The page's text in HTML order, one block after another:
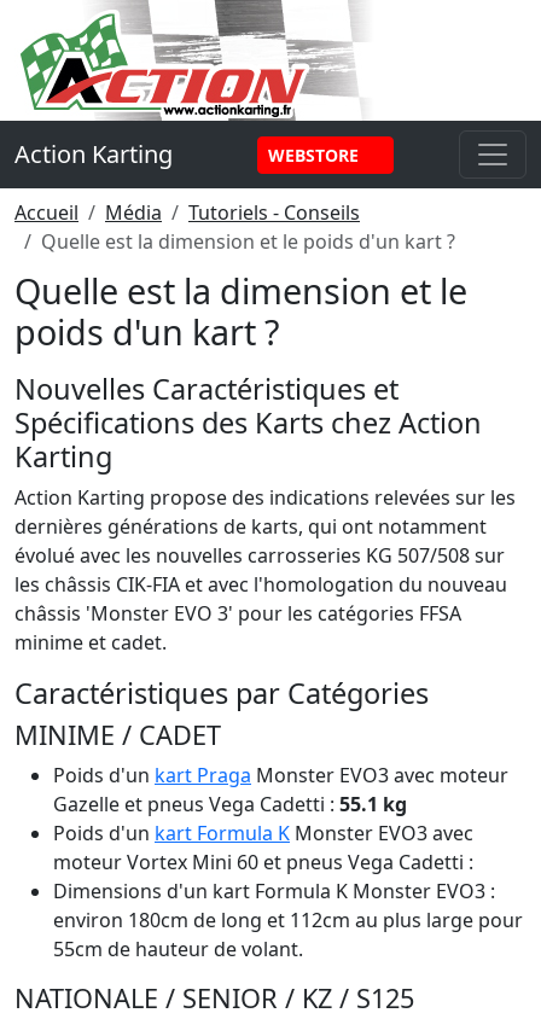
Panneau de gestion des cookies
Action Karting WEBSTORE
Accueil Média
Tutoriels - Conseils
Quelle est la dimension et le poids d'un kart ?
Quelle est la dimension et le
poids d'un kart ?
Nouvelles Caractéristiques et
Spécifications des Karts chez Action
Karting
Action Karting propose des indications relevées sur les
dernières générations de karts, qui ont notamment
évolué avec les nouvelles carrosseries KG 507/508 sur
les châssis CIK-FIA et avec l'homologation du nouveau
châssis 'Monster EVO 3' pour les catégories FFSA
minime et cadet.
Caractéristiques par Catégories
MINIME / CADET
Poids d'un kart Praga Monster EVO3 avec moteur
Gazelle et pneus Vega Cadetti : 55.1 kg
Poids d'un kart Formula K Monster EVO3 avec
moteur Vortex Mini 60 et pneus Vega Cadetti :
Dimensions d'un kart Formula K Monster EVO3 :
environ 180cm de long et 112cm au plus large pour
55cm de hauteur de volant.
NATIONALE / SENIOR / KZ / S125